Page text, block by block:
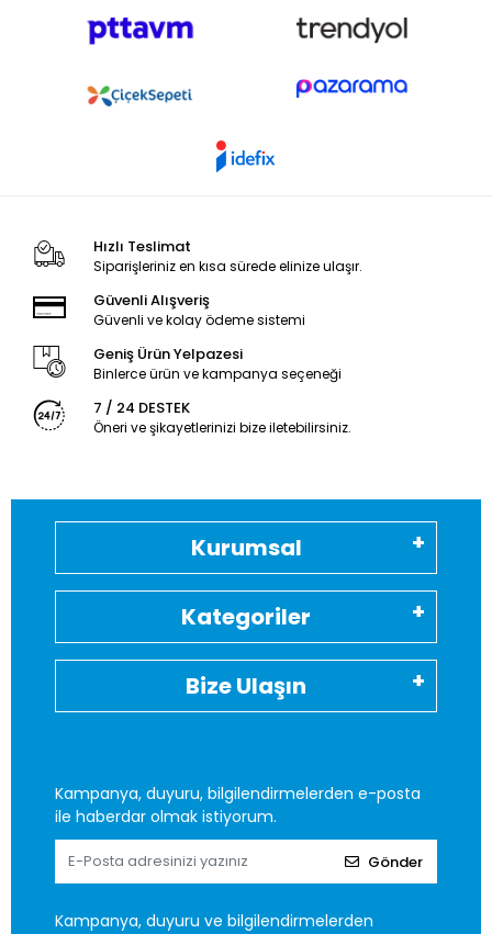
Hızlı Teslimat
Siparişleriniz en kısa sürede elinize ulaşır.
Güvenli Alışveriş
Güvenli ve kolay ödeme sistemi
Geniş Ürün Yelpazesi
Binlerce ürün ve kampanya seçeneği
7 / 24 DESTEK
Öneri ve şikayetlerinizi bize iletebilirsiniz.
Kurumsal
Kategoriler
Bize Ulaşın
Kampanya, duyuru, bilgilendirmelerden e-posta
ile haberdar olmak istiyorum.
Gönder
Kampanya, duyuru ve bilgilendirmelerden